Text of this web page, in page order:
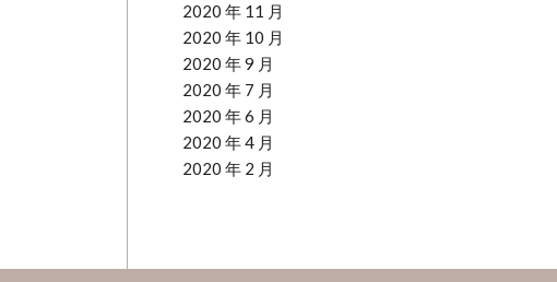
2020 年 11 月
2020 年 10 月
2020 年 9 月
2020 年 7 月
2020 年 6 月
2020 年 4 月
2020 年 2 月